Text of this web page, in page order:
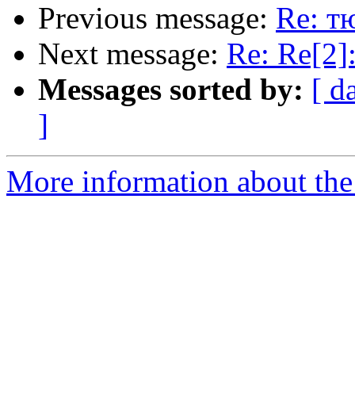
Previous message: Re:
Next message: Re:
Messages sorted by: [
]
More information about